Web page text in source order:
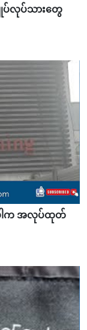
ျုပ်လုပ်သားတွေ
ပါက အလုပ်ထုတ်